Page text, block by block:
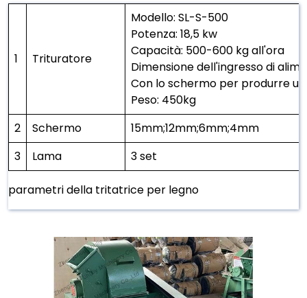
1 Trituratore
Modello: SL-S-500
Potenza: 18,5 kw
Capacità: 500-600 kg all'ora
Dimensione dell'ingresso di
Con lo schermo per produrre un
Peso: 450kg
2
Schermo
15mm;12mm;6mm;4mm
3
Lama 3 set
parametri della tritatrice per legno